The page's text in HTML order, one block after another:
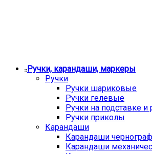
Ручки, карандаши, маркеры
Ручки
Ручки шариковые
Ручки гелевые
Ручки на подставке и
Ручки приколы
Карандаши
Карандаши
Карандаши